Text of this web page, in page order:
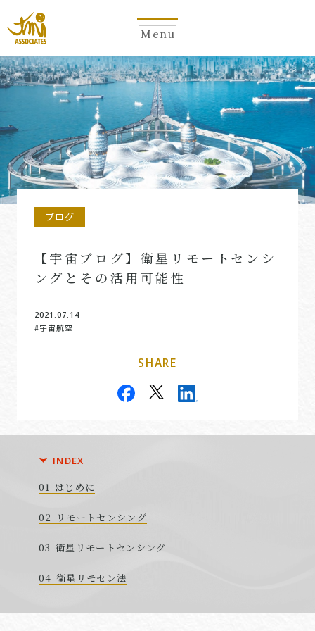
Menu
ブログ
【宇宙ブログ】衛星リモートセンシ
ングとその活用可能性
2021.07.14
#宇宙航空
SHARE
INDEX
はじめに
リモートセンシング
衛星リモートセンシング
衛星リモセン法